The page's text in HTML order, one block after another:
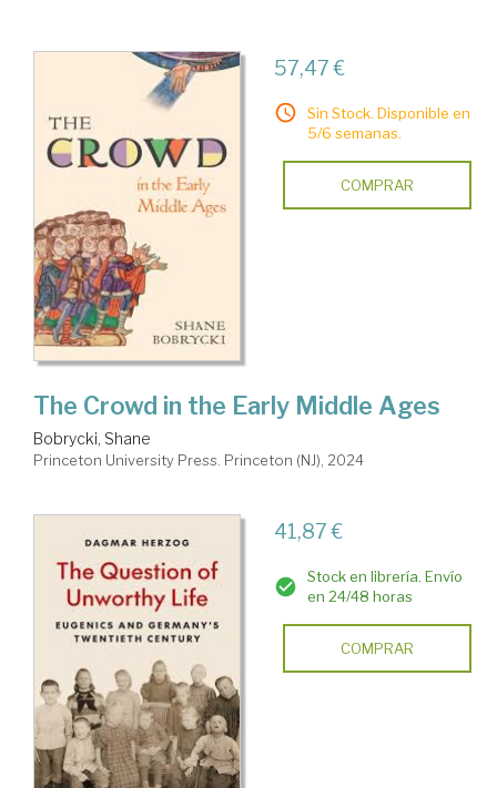
57,47 €
Sin Stock. Disponible en
5/6 semanas.
COMPRAR
The Crowd in the Early Middle Ages
Bobrycki, Shane
Princeton University Press. Princeton (NJ), 2024
41,87 €
Stock en librería. Envío
en 24/48 horas
COMPRAR